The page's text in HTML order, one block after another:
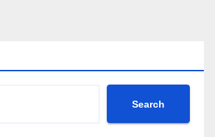
Search